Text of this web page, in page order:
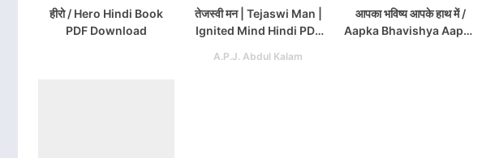
हीरो / Hero Hindi Book
PDF Download
तेजस्वी मन | Tejaswi Man |
Ignited Mind Hindi PDF
A.P.J. Abdul Kalam
आपका भविष्य आपके हाथ में /
Aapka Bhavishya Aapke